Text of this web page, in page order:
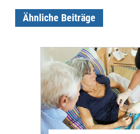
Ähnliche Beiträge